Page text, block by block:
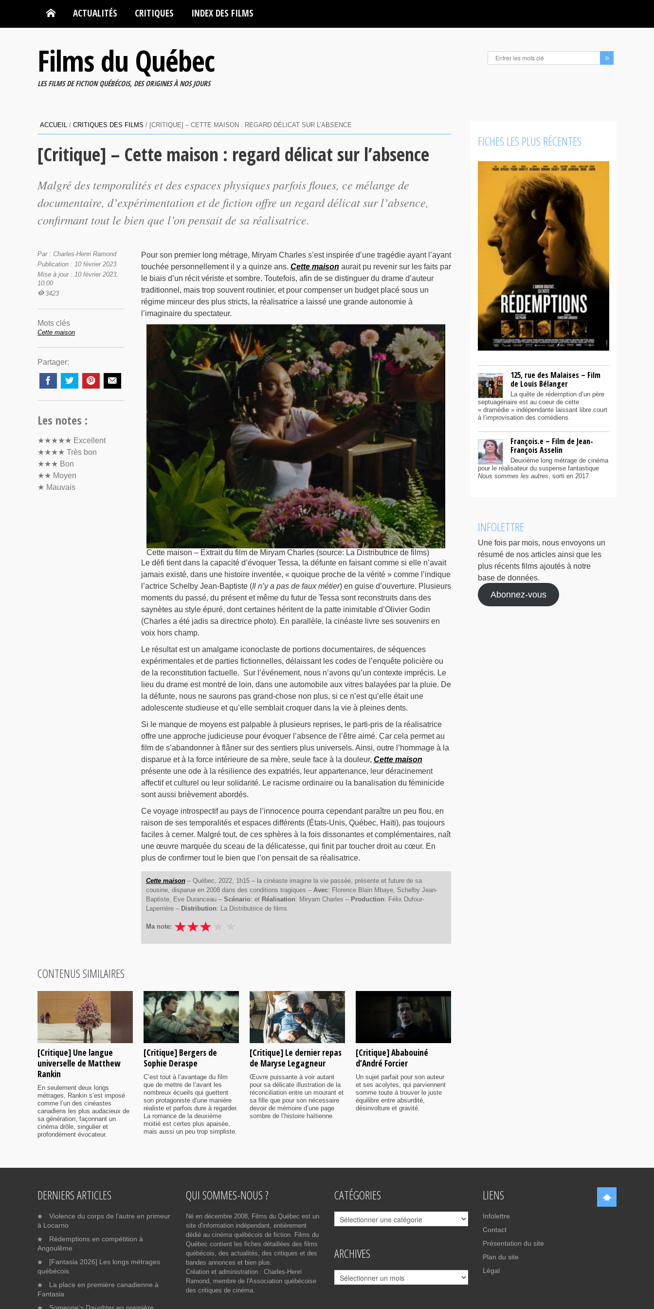
ACTUALITÉS CRITIQUES INDEX DES FILMS
Films du Québec
LES FILMS DE FICTION QUÉBÉCOIS, DES ORIGINES À NOS JOURS
ACCUEIL / CRITIQUES DES FILMS / [CRITIQUE] – CETTE MAISON : REGARD DÉLICAT SUR L’ABSENCE
[Critique] – Cette maison : regard délicat sur l’absence
Malgré des temporalités et des espaces physiques parfois floues, ce mélange de
documentaire, d’expérimentation et de fiction offre un regard délicat sur l’absence,
confirmant tout le bien que l’on pensait de sa réalisatrice.
Pour son premier long métrage, Miryam Charles s’est inspirée d’une tragédie ayant l’ayant
touchée personnellement il y a quinze ans. Cette maison aurait pu revenir sur les faits par
le biais d’un récit vériste et sombre. Toutefois, afin de se distinguer du drame d’auteur
traditionnel, mais trop souvent routinier, et pour compenser un budget placé sous un
régime minceur des plus stricts, la réalisatrice a laissé une grande autonomie à
l’imaginaire du spectateur.
Cette maison – Extrait du film de Miryam Charles (source: La Distributrice de films)
Le défi tient dans la capacité d’évoquer Tessa, la défunte en faisant comme si elle n’avait
jamais existé, dans une histoire inventée, « quoique proche de la vérité » comme l’indique
l’actrice Schelby Jean-Baptiste (Il n’y a pas de faux métier) en guise d’ouverture. Plusieurs
moments du passé, du présent et même du futur de Tessa sont reconstruits dans des
saynètes au style épuré, dont certaines héritent de la patte inimitable d’Olivier Godin
(Charles a été jadis sa directrice photo). En parallèle, la cinéaste livre ses souvenirs en
voix hors champ.
Le résultat est un amalgame iconoclaste de portions documentaires, de séquences
expérimentales et de parties fictionnelles, délaissant les codes de l’enquête policière ou
de la reconstitution factuelle. Sur l’événement, nous n’avons qu’un contexte imprécis. Le
lieu du drame est montré de loin, dans une automobile aux vitres balayées par la pluie. De
la défunte, nous ne saurons pas grand-chose non plus, si ce n’est qu’elle était une
adolescente studieuse et qu’elle semblait croquer dans la vie à pleines dents.
Si le manque de moyens est palpable à plusieurs reprises, le parti-pris de la réalisatrice
offre une approche judicieuse pour évoquer l’absence de l’être aimé. Car cela permet au
film de s’abandonner à flâner sur des sentiers plus universels. Ainsi, outre l’hommage à la
disparue et à la force intérieure de sa mère, seule face à la douleur, Cette maison
présente une ode à la résilience des expatriés, leur appartenance, leur déracinement
affectif et culturel ou leur solidarité. Le racisme ordinaire ou la banalisation du féminicide
sont aussi brièvement abordés.
Ce voyage introspectif au pays de l’innocence pourra cependant paraître un peu flou, en
raison de ses temporalités et espaces différents (États-Unis, Québec, Haïti), pas toujours
faciles à cerner. Malgré tout, de ces sphères à la fois dissonantes et complémentaires, naît
une œuvre marquée du sceau de la délicatesse, qui finit par toucher droit au cœur. En
plus de confirmer tout le bien que l’on pensait de sa réalisatrice.
Cette maison– Québec, 2022, 1h15 – la cinéaste imagine la vie passée, présente et future de sa
cousine, disparue en 2008 dans des conditions tragiques – Avec: Florence Blain Mbaye, Schelby Jean-
Baptiste, Eve Duranceau – Scénario: et Réalisation: Miryam Charles – Production: Félix Dufour-
Laperrière – Distribution: La Distributrice de films
Ma note:
Par : Charles-Henri Ramond
Publication : 10 février 2023
Mise à jour : 10 février 2023,
10:00
3423
Mots clés
Cette maison
Partager:
Les notes :
★★★★★ Excellent
★★★★ Très bon
★★★ Bon
★★ Moyen
★ Mauvais
CONTENUS SIMILAIRES
[Critique] Une langue
universelle de Matthew
Rankin
En seulement deux longs
métrages, Rankin s’est imposé
comme l’un des cinéastes
canadiens les plus audacieux de
sa génération, façonnant un
cinéma drôle, singulier et
profondément évocateur.
[Critique] Bergers de
Sophie Deraspe
C’est tout à l’avantage du film
que de mettre de l’avant les
nombreux écueils qui guettent
son protagoniste d’une manière
réaliste et parfois dure à regarder.
La romance de la deuxième
moitié est certes plus apaisée,
mais aussi un peu trop simpliste.
[Critique] Le dernier repas
de Maryse Legagneur
Œuvre puissante à voir autant
pour sa délicate illustration de la
réconciliation entre un mourant et
sa fille que pour son nécessaire
devoir de mémoire d’une page
sombre de l’histoire haïtienne.
[Critique] Ababouiné
d’André Forcier
Un sujet parfait pour son auteur
et ses acolytes, qui parviennent
somme toute à trouver le juste
équilibre entre absurdité,
désinvolture et gravité.
FICHES LES PLUS RÉCENTES
125, rue des Malaises – Film
de Louis Bélanger
La quête de rédemption d’un père
septuagénaire est au coeur de cette
« dramédie » indépendante laissant libre court
à l’improvisation des comédiens.
François.e – Film de Jean-
François Asselin
Deuxième long métrage de cinéma
pour le réalisateur du suspense fantastique
Nous sommes les autres, sorti en 2017.
INFOLETTRE
Une fois par mois, nous envoyons un
résumé de nos articles ainsi que les
plus récents films ajoutés à notre
base de données.
Abonnez-vous
DERNIERS ARTICLES
Violence du corps de l’autre en primeur
à Locarno
Rédemptions en compétition à
Angoulême
[Fantasia 2026] Les longs métrages
québécois
La place en première canadienne à
Fantasia
Someone’s Daughter en première
QUI SOMMES-NOUS ?
Né en décembre 2008, Films du Québec est un
site d'information indépendant, entièrement
dédié au cinéma québécois de fiction. Films du
Québec contient les fiches détaillées des films
québécois, des actualités, des critiques et des
bandes annonces et bien plus.
Création et administration : Charles-Henri
Ramond, membre de l'Association québécoise
des critiques de cinéma.
CATÉGORIES
Catégories
ARCHIVES
Archives
LIENS
Infolettre
Contact
Présentation du site
Plan du site
Légal